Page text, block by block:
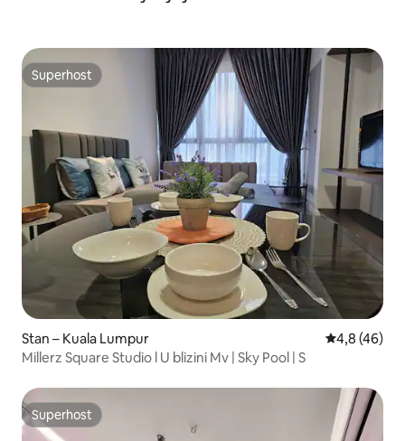
Superhost
Superhost
Stan – Kuala Lumpur Prosječna
4,8 (46)
Millerz Square Studio l U blizini Mv | Sky Pool | S
Superhost
Superhost